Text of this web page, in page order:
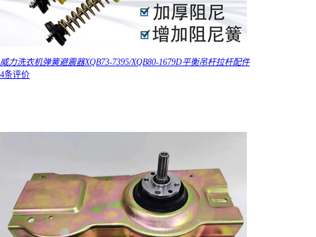
威力洗衣机弹簧避震器XQB73-7395/XQB80-1679D平衡吊杆拉杆配件
4条评价